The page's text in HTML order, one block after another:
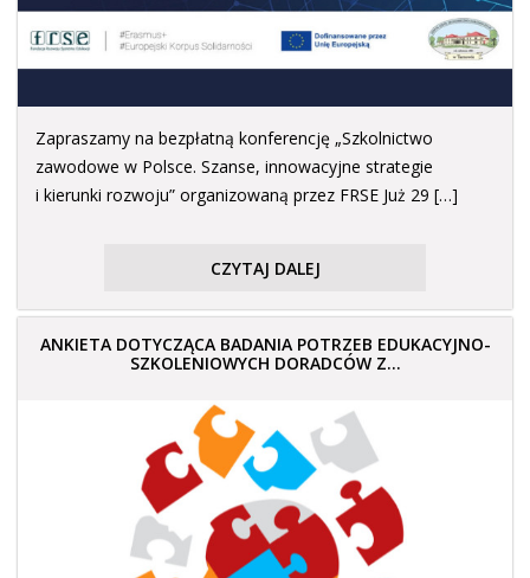
Zapraszamy na bezpłatną konferencję „Szkolnictwo
zawodowe w Polsce. Szanse, innowacyjne strategie
i kierunki rozwoju” organizowaną przez FRSE Już 29 […]
CZYTAJ DALEJ
ANKIETA DOTYCZĄCA BADANIA POTRZEB EDUKACYJNO-
SZKOLENIOWYCH DORADCÓW Z...